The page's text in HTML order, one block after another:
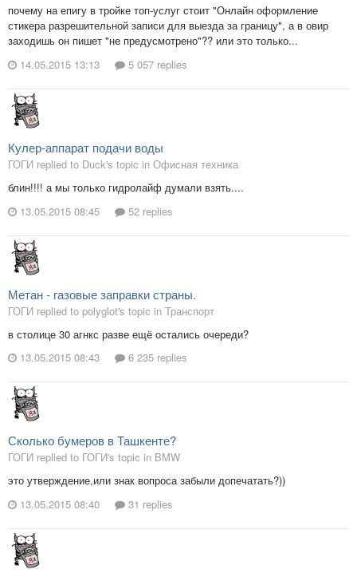
почему на епигу в тройке топ-услуг стоит "Онлайн оформление
стикера разрешительной записи для выезда за границу", а в овир
заходишь он пишет "не предусмотрено"?? или это только...
14.05.2015 13:13
5 057 replies
Кулер-аппарат подачи воды
ГОГИ replied to Duck's topic in Офисная техника
блин!!!! а мы только гидролайф думали взять....
13.05.2015 08:45
52 replies
Метан - газовые заправки страны.
ГОГИ replied to polyglot's topic in Транспорт
в столице 30 агнкс разве ещё остались очереди?
13.05.2015 08:43
6 235 replies
Сколько бумеров в Ташкенте?
ГОГИ replied to ГОГИ's topic in BMW
это утверждение,или знак вопроса забыли допечатать?))
13.05.2015 08:40
31 replies